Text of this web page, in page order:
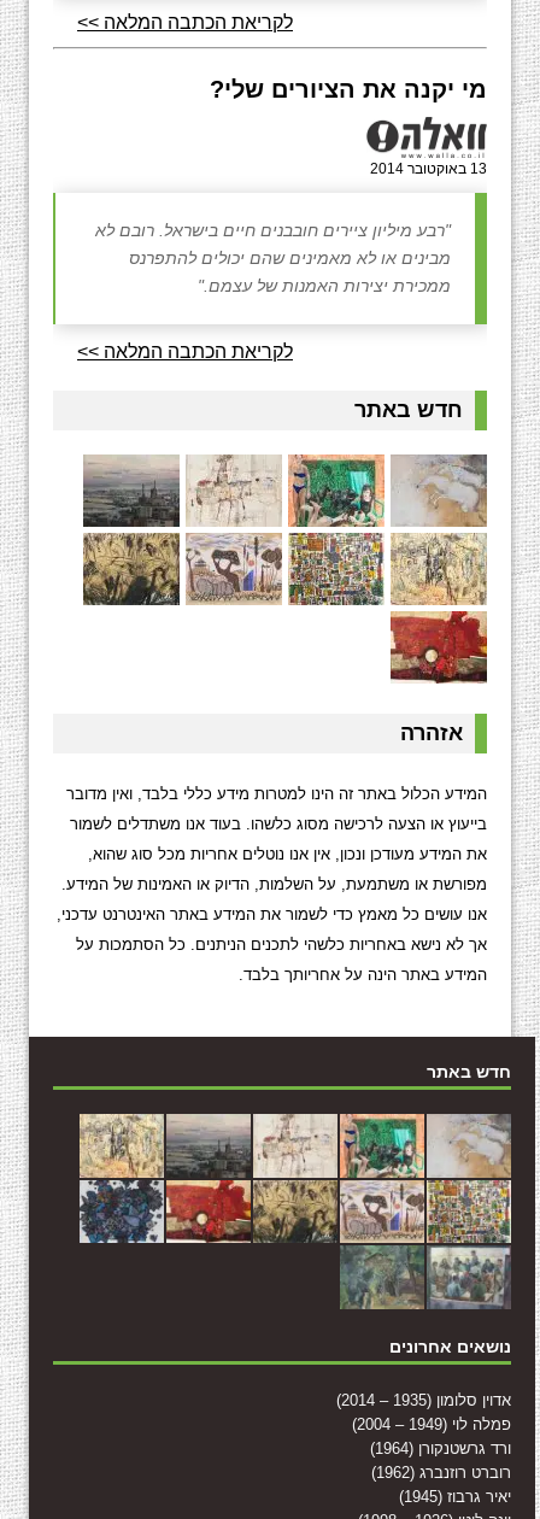
לקריאת הכתבה המלאה >>
מי יקנה את הציורים שלי?
13 באוקטובר 2014
"רבע מיליון ציירים חובבנים חיים בישראל. רובם לא
מבינים או לא מאמינים שהם יכולים להתפרנס
ממכירת יצירות האמנות של עצמם."
לקריאת הכתבה המלאה >>
חדש באתר
אזהרה
המידע הכלול באתר זה הינו למטרות מידע כללי בלבד, ואין מדובר
בייעוץ או הצעה לרכישה מסוג כלשהו. בעוד אנו משתדלים לשמור
את המידע מעודכן ונכון, אין אנו נוטלים אחריות מכל סוג שהוא,
מפורשת או משתמעת, על השלמות, הדיוק או האמינות של המידע.
אנו עושים כל מאמץ כדי לשמור את המידע באתר האינטרנט עדכני,
אך לא נישא באחריות כלשהי לתכנים הניתנים. כל הסתמכות על
המידע באתר הינה על אחריותך בלבד.
חדש באתר
נושאים אחרונים
אדוין סלומון (1935 – 2014)
פמלה לוי (1949 – 2004)
ורד גרשטנקורן (1964)
רוברט רוזנברג (1962)
יאיר גרבוז (1945)